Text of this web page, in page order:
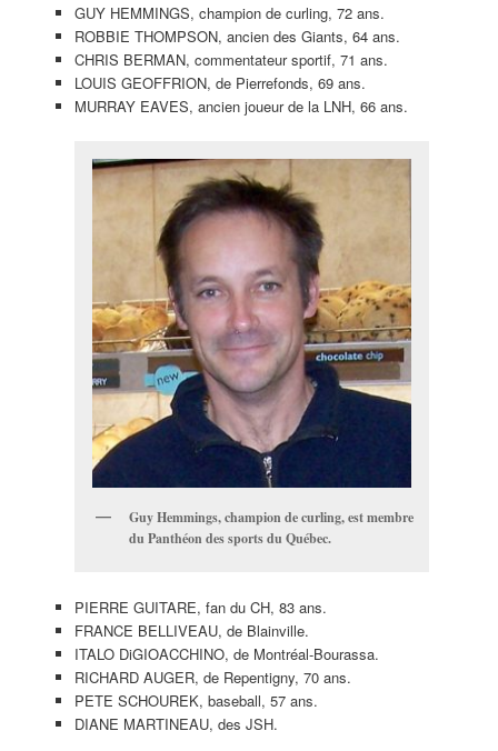
GUY HEMMINGS, champion de curling, 72 ans.
ROBBIE THOMPSON, ancien des Giants, 64 ans.
CHRIS BERMAN, commentateur sportif, 71 ans.
LOUIS GEOFFRION, de Pierrefonds, 69 ans.
MURRAY EAVES, ancien joueur de la LNH, 66 ans.
Guy Hemmings, champion de curling, est membre
du Panthéon des sports du Québec.
PIERRE GUITARE, fan du CH, 83 ans.
FRANCE BELLIVEAU, de Blainville.
ITALO DiGIOACCHINO, de Montréal-Bourassa.
RICHARD AUGER, de Repentigny, 70 ans.
PETE SCHOUREK, baseball, 57 ans.
DIANE MARTINEAU, des JSH.